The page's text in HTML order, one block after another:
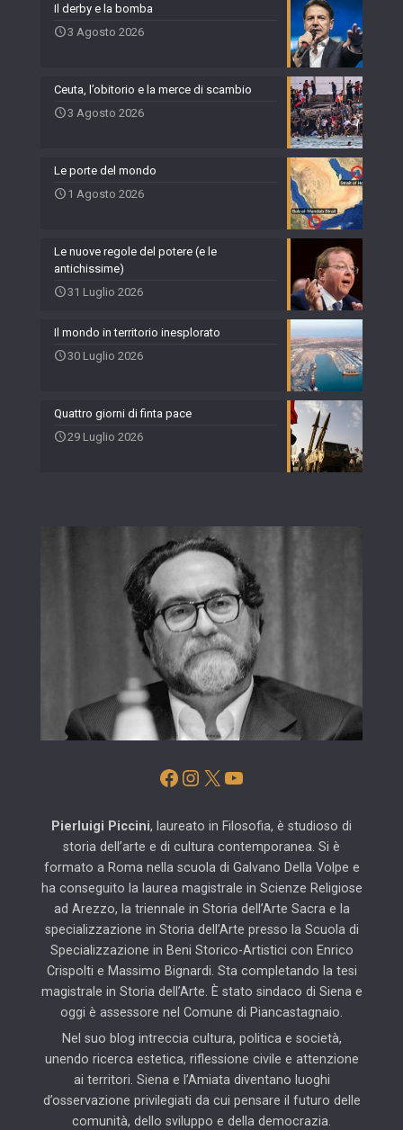
Il derby e la bomba
3 Agosto 2026
Ceuta, l’obitorio e la merce di scambio
3 Agosto 2026
Le porte del mondo
1 Agosto 2026
Le nuove regole del potere (e le
antichissime)
31 Luglio 2026
Il mondo in territorio inesplorato
30 Luglio 2026
Quattro giorni di finta pace
29 Luglio 2026
Facebook
Instagram
X YouTube
Pierluigi Piccini, laureato in Filosofia, è studioso di
storia dell’arte e di cultura contemporanea. Si è
formato a Roma nella scuola di Galvano Della Volpe e
ha conseguito la laurea magistrale in Scienze Religiose
ad Arezzo, la triennale in Storia dell’Arte Sacra e la
specializzazione in Storia dell’Arte presso la Scuola di
Specializzazione in Beni Storico-Artistici con Enrico
Crispolti e Massimo Bignardi. Sta completando la tesi
magistrale in Storia dell’Arte. È stato sindaco di Siena e
oggi è assessore nel Comune di Piancastagnaio.
Nel suo blog intreccia cultura, politica e società,
unendo ricerca estetica, riflessione civile e attenzione
ai territori. Siena e l’Amiata diventano luoghi
d’osservazione privilegiati da cui pensare il futuro delle
comunità, dello sviluppo e della democrazia.